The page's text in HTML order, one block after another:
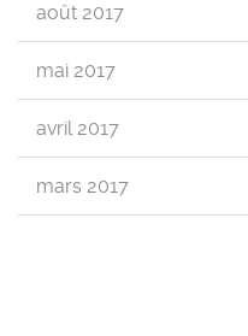
août 2017
mai 2017
avril 2017
mars 2017